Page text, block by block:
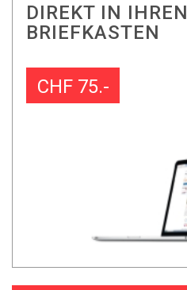
DIREKT IN IHREN
BRIEFKASTEN
CHF 75.-